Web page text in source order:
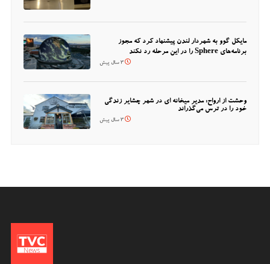
مایکل گوو به شهردار لندن پیشنهاد کرد که مجوز
برنامه‌های Sphere را در این مرحله رد نکند
3 سال پیش
وحشت از ارواح: مدیر میخانه ای در شهر چشایر زندگی
خود را در ترس می‌گذراند
3 سال پیش